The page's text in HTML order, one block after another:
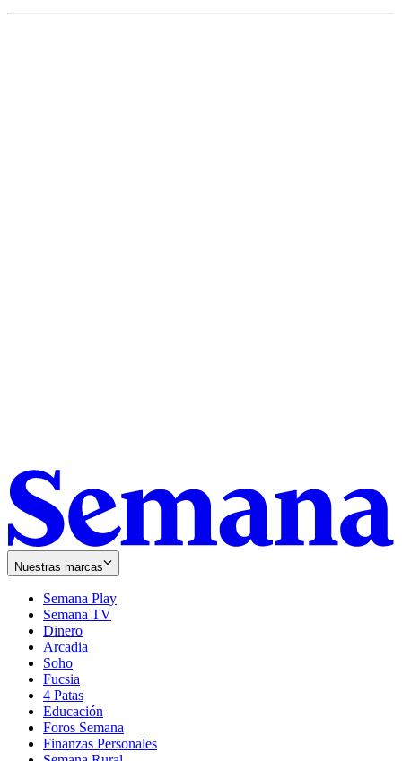
Nuestras marcas
Semana Play
Semana TV
Dinero
Arcadia
Soho
in
new
window
Fucsia
in
new
window
4 Patas
Educación
Foros Semana
Finanzas Personales